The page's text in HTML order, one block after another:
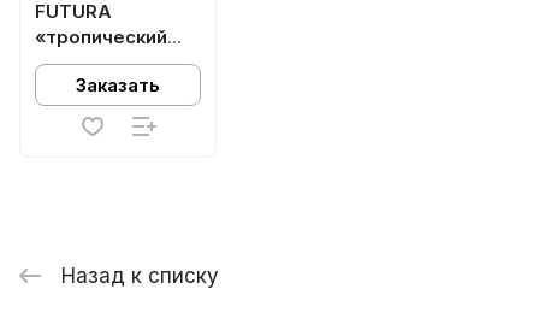
FUTURA
«тропический
дождь» с
кронштейном,
хром глянец
Заказать
Назад к списку